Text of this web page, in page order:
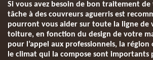
Si vous avez besoin de bon traitement
tâche à des couvreurs aguerris est
pourront vous aider sur toute la ligne de
toiture, en fonction du design de votre
pour l’appel aux professionnels, la
le climat qui la compose sont importants